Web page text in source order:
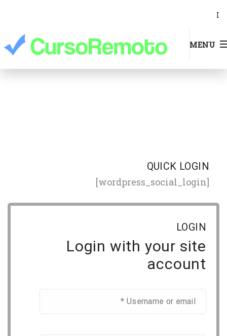
MENU
I
QUICK LOGIN
[wordpress_social_login]
LOGIN
Login with your site
account